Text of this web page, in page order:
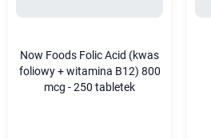
Now Foods Folic Acid (kwas
foliowy + witamina B12) 800
mcg - 250 tabletek